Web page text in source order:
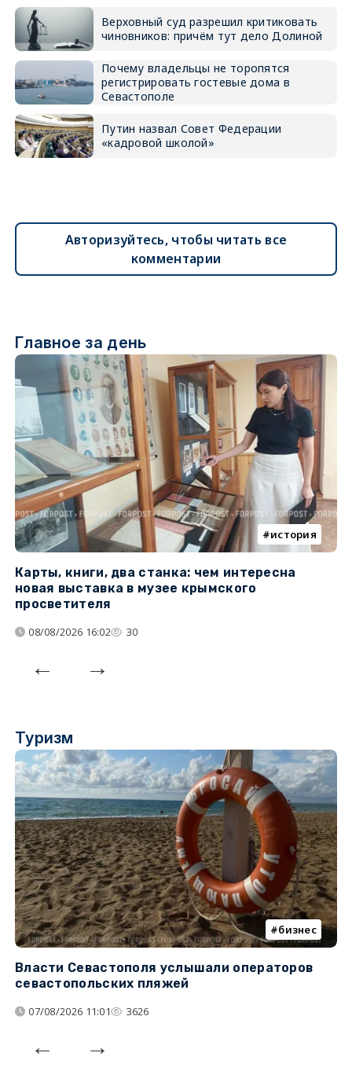
Верховный суд разрешил критиковать
чиновников: причём тут дело Долиной
Почему владельцы не торопятся
регистрировать гостевые дома в
Севастополе
Путин назвал Совет Федерации
«кадровой школой»
Авторизуйтесь, чтобы читать все
комментарии
Главное за день
история
Карты, книги, два станка: чем интересна
новая выставка в музее крымского
просветителя
08/08/2026 16:02 30
Туризм
бизнес
Власти Севастополя услышали операторов
севастопольских пляжей
07/08/2026 11:01 3626